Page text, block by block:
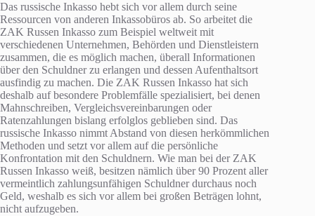
Das russische Inkasso hebt sich vor allem durch seine
Ressourcen von anderen Inkassobüros ab. So arbeitet die
ZAK Russen Inkasso zum Beispiel weltweit mit
verschiedenen Unternehmen, Behörden und Dienstleistern
zusammen, die es möglich machen, überall Informationen
über den Schuldner zu erlangen und dessen Aufenthaltsort
ausfindig zu machen. Die ZAK Russen Inkasso hat sich
deshalb auf besondere Problemfälle spezialisiert, bei denen
Mahnschreiben, Vergleichsvereinbarungen oder
Ratenzahlungen bislang erfolglos geblieben sind. Das
russische Inkasso nimmt Abstand von diesen herkömmlichen
Methoden und setzt vor allem auf die persönliche
Konfrontation mit den Schuldnern. Wie man bei der ZAK
Russen Inkasso weiß, besitzen nämlich über 90 Prozent aller
vermeintlich zahlungsunfähigen Schuldner durchaus noch
Geld, weshalb es sich vor allem bei großen Beträgen lohnt,
nicht aufzugeben.